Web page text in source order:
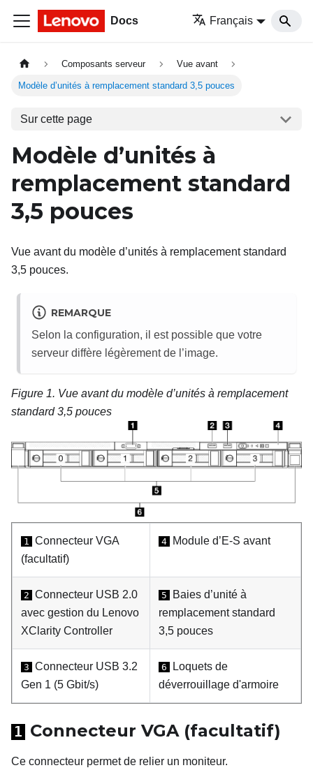
Docs Français
Composants serveur Vue avant
Modèle d’unités à remplacement standard 3,5 pouces
Sur cette page
Modèle d’unités à
remplacement standard
3,5 pouces
Vue avant du modèle d’unités à remplacement standard
3,5 pouces.
REMARQUE
Selon la configuration, il est possible que votre
serveur diffère légèrement de l’image.
Figure 1. Vue avant du modèle d’unités à remplacement
standard 3,5 pouces
1 Connecteur VGA
(facultatif)
4 Module d’E-S avant
2 Connecteur USB 2.0
avec gestion du Lenovo
XClarity Controller
5
Baies d’unité à
remplacement standard
3,5 pouces
3 Connecteur USB 3.2
Gen 1 (5 Gbit/s)
6
Loquets de
déverrouillage d'armoire
1 Connecteur VGA (facultatif)
Ce connecteur permet de relier un moniteur.